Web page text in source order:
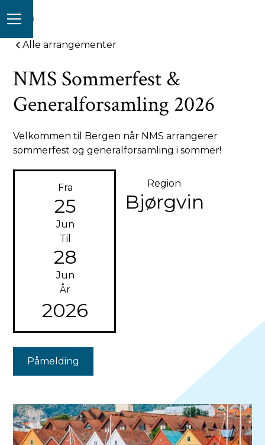
Alle arrangementer
NMS Sommerfest &
Generalforsamling 2026
Velkommen til Bergen når NMS arrangerer
sommerfest og generalforsamling i sommer!
Fra
25
Jun
Til
28
Jun
År
2026
Region
Bjørgvin
Påmelding